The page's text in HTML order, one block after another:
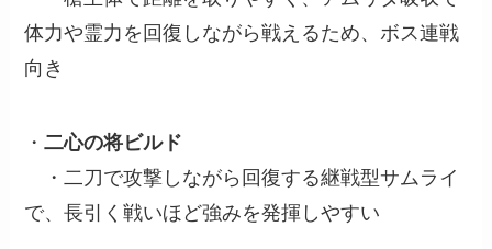
体力や霊力を回復しながら戦えるため、ボス連戦
向き
・二心の将ビルド
・二刀で攻撃しながら回復する継戦型サムライ
で、長引く戦いほど強みを発揮しやすい